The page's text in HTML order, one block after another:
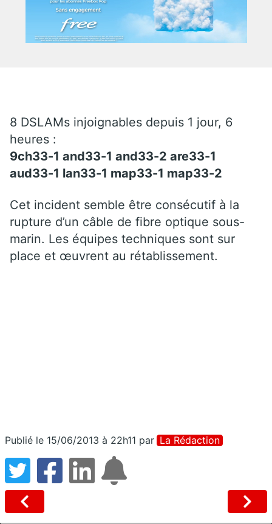
8 DSLAMs injoignables depuis 1 jour, 6
heures :
9ch33-1 and33-1 and33-2 are33-1
aud33-1 lan33-1 map33-1 map33-2
Cet incident semble être consécutif à la
rupture d’un câble de fibre optique sous-
marin. Les équipes techniques sont sur
place et œuvrent au rétablissement.
Publié le 15/06/2013 à 22h11 par La Rédaction